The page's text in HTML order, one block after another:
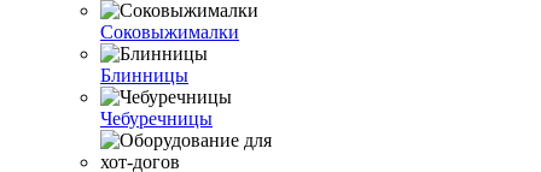
Соковыжималки
Блинницы
Чебуречницы